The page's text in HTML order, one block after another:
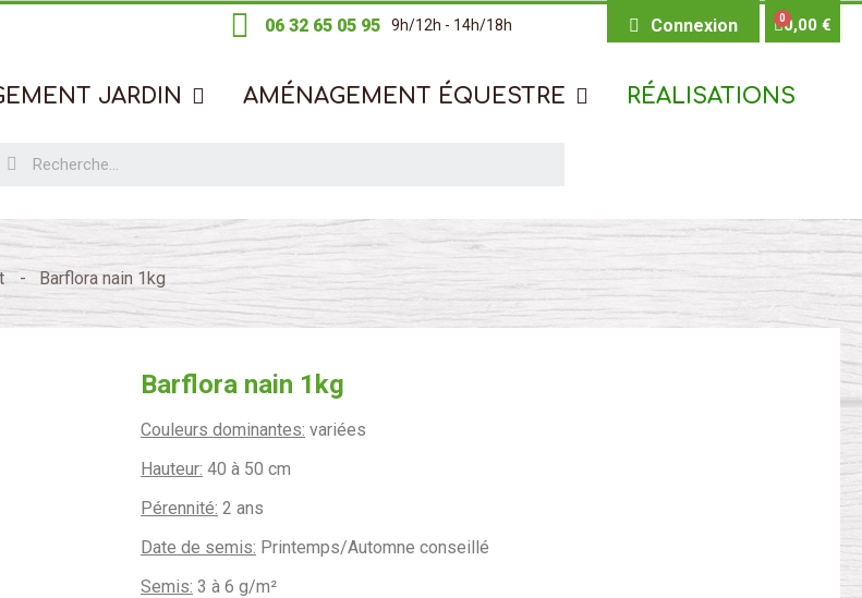
06 32 65 05 95 9h/12h - 14h/18h Connexion 0,00 €
JARDIN AMÉNAGEMENT ÉQUESTRE RÉALISATIONS
Barflora nain 1kg
Barflora nain 1kg
Couleurs dominantes: variées
Hauteur: 40 à 50 cm
Pérennité: 2 ans
Date de semis: Printemps/Automne conseillé
Semis: 3 à 6 g/m²